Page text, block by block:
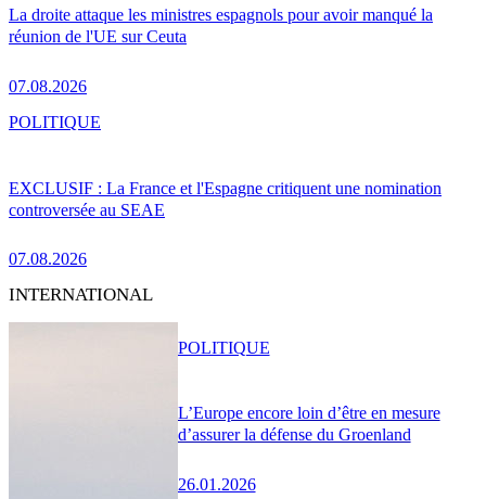
La droite attaque les ministres espagnols pour avoir manqué la
réunion de l'UE sur Ceuta
07.08.2026
EXCLUSIF : La France et l'Espagne critiquent une nomination
controversée au SEAE
07.08.2026
POLITIQUE
INTERNATIONAL
L’Europe encore loin d’être en mesure
d’assurer la défense du Groenland
26.01.2026
POLITIQUE